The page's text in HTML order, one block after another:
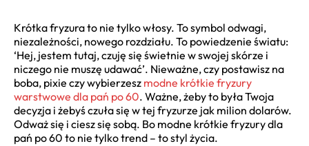
Krótka fryzura to nie tylko włosy. To symbol odwagi,
niezależności, nowego rozdziału. To powiedzenie światu:
‘Hej, jestem tutaj, czuję się świetnie w swojej skórze i
niczego nie muszę udawać’. Nieważne, czy postawisz na
boba, pixie czy wybierzesz modne krótkie fryzury
warstwowe dla pań po 60. Ważne, żeby to była Twoja
decyzja i żebyś czuła się w tej fryzurze jak milion dolarów.
Odważ się i ciesz się sobą. Bo modne krótkie fryzury dla
pań po 60 to nie tylko trend – to styl życia.